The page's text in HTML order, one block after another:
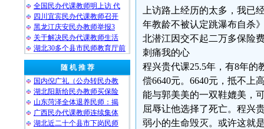
全国民办代课教师明上访 代
四川宜宾民办代课教师召开
黑龙江庆安民办教师举报3
关于解决民办代课教师生活
湖北30多个县市民师教育厅前
随 机 推 荐
国内倪广礼（公办转民办教
湖北阳新给民办教师买保险
山东菏泽全体退养民师：揭
广西民办代课教师连续集体
湖北近二十个县市下岗民师
上访路上经历的太多，我
年教龄不被认定跳瀑布自杀
北潜江因交不起二万多保险
刺痛我的心
程兴贵代课25.5年，有8年的
偿6640元。6640元，抵不上
能与郭美美的一双鞋媲美，
屈辱让他选择了死亡。程兴
弱小的生命毁灭。或许这就